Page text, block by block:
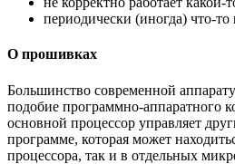
периодически (иногда) что-то
О прошивках
Большинство современной
подобие программно-аппаратного
основной процессор управляет
программе, которая может
процессора, так и в отдельных